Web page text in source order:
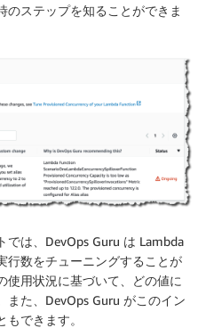
のステップを知ることができま
では、DevOps Guru は Lambda
行数をチューニングすることが
使用状況に基づいて、どの値に
また、DevOps Guru がこのイン
できます。